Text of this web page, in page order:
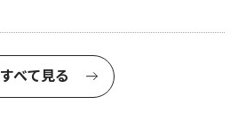
すべて見る